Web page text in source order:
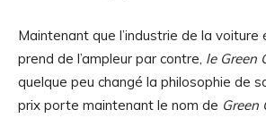
Maintenant que l’industrie de la voiture
prend de l’ampleur par contre, le Green
quelque peu changé la philosophie de
prix porte maintenant le nom de Green